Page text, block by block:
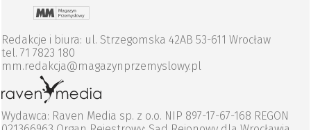
Redakcje i biura: ul. Strzegomska 42AB 53-611 Wrocław
tel. 71 7823 180
mm.redakcja@magazynprzemyslowy.pl
Wydawca: Raven Media sp. z o.o. NIP 897-17-67-168 REGON